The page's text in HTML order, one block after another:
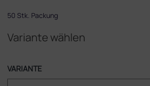
Variante wählen
VARIANTE
50 Stk. Packung